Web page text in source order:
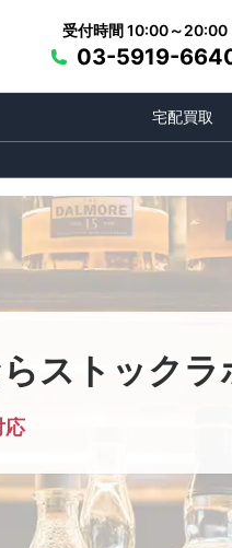
受付時間 10:00～20:00
03-5919-
宅配買取
ストックラ
応